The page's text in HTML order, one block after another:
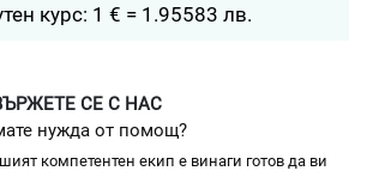
курс: 1 € = 1.95583 лв.
СЕ С НАС
нужда от помощ?
компетентен екип е винаги готов да ви